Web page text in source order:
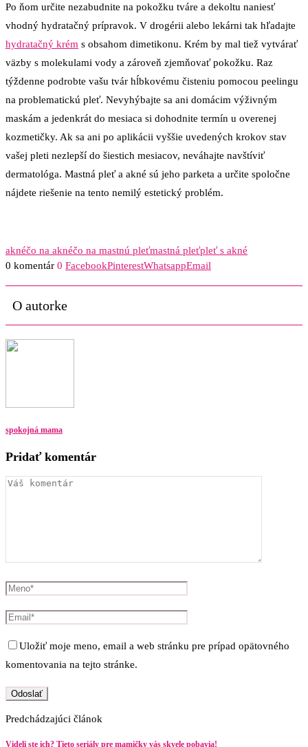
Po ňom určite nezabudnite na pokožku tváre a dekoltu naniesť
vhodný hydratačný prípravok. V drogérii alebo lekárni tak hľadajte
hydratačný krém s obsahom dimetikonu. Krém by mal tiež vytvárať
väzby s molekulami vody a zároveň zjemňovať pokožku. Raz
týždenne podrobte vašu tvár hĺbkovému čisteniu pomocou peelingu
na problematickú pleť. Nevyhýbajte sa ani domácim výživným
maskám a jedenkrát do mesiaca si dohodnite termín u overenej
kozmetičky. Ak sa ani po aplikácii vyššie uvedených krokov stav
vašej pleti nezlepší do šiestich mesiacov, neváhajte navštíviť
dermatológa. Mastná pleť a akné sú jeho parketa a určite spoločne
nájdete riešenie na tento nemilý estetický problém.
aknéčo na aknéčo na mastnú pleťmastná pleťpleť s akné
0 komentár 0 FacebookPinterestWhatsappEmail
O autorke
spokojná mama
Pridať komentár
Uložiť moje meno, email a web stránku pre prípad opätovného
komentovania na tejto stránke.
Predchádzajúci článok
Videli ste ich? Tieto seriály pre mamičky vás skvele pobavia!